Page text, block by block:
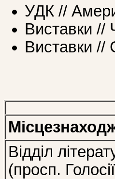
УДК //
Виставки //
Виставки //
Відділ
(просп.